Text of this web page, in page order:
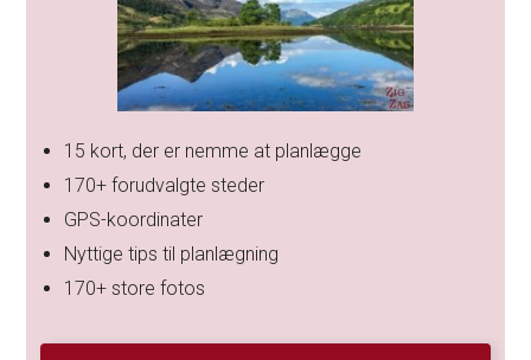
15 kort, der er nemme at planlægge
170+ forudvalgte steder
GPS-koordinater
Nyttige tips til planlægning
170+ store fotos